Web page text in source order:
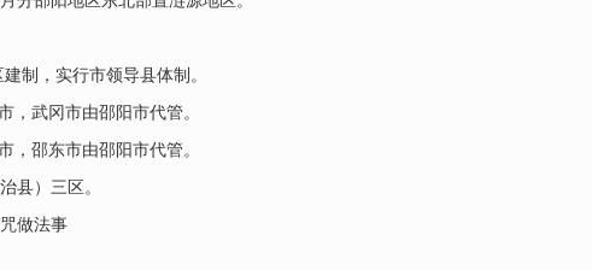
制，实行市领导县体制。
，武冈市由邵阳市代管。
，邵东市由邵阳市代管。
县）三区。
做法事